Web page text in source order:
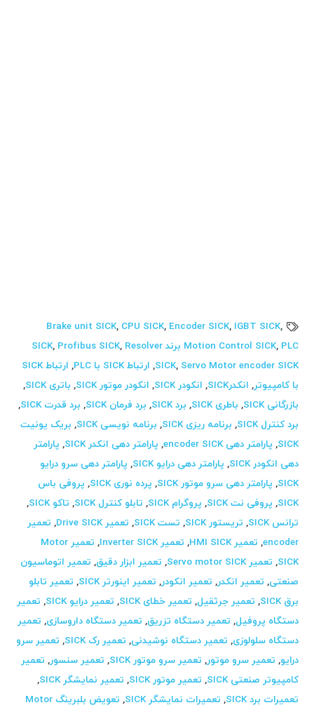
Brake unit SICK, CPU SICK, Encoder SICK, IGBT SICK,
Motion Control SICK, PLC برند SICK , Profibus SICK, Resolver
SICK, Servo Motor encoder SICK
, ارتباط SICK با PLC ,
ارتباط SICK
با کامپیوتر, انکدرSICK , انکودر SICK , انکودر موتور SICK , باتری SICK
,
بازرگانی SICK
, باطری SICK , برد SICK , برد فرمان SICK , برد قدرت SICK
,
برد کنترل SICK
, برنامه ریزی SICK , برنامه نویسی SICK , بریک یونیت
SICK
, پارامتر دهی encoder SICK , پارامتر دهی انکدر SICK , پارامتر
دهی انکودر SICK
, پارامتر دهی درایو SICK , پارامتر دهی سرو درایو
SICK
, پارامتر دهی سرو موتور SICK , پرده نوری SICK , پروفی باس
SICK
, پروفی نت SICK , پروگرام SICK , تابلو کنترل SICK , تاکو SICK
,
ترانس SICK
, تریستور SICK , تست SICK , تعمیر Drive SICK , تعمیر
encoder
, تعمیر HMI SICK , تعمیر Inverter SICK ,
تعمیر Motor
SICK
, تعمیر Servo motor SICK , تعمیر ابزار دقیق, تعمیر اتوماسیون
صنعتی, تعمیر انکدر, تعمیر انکودر, تعمیر اینورتر SICK , تعمیر تابلو
برق SICK
, تعمیر جرثقیل, تعمیر خطای SICK , تعمیر درایو SICK , تعمیر
دستگاه پروفیل, تعمیر دستگاه تزریق, تعمیر دستگاه داروسازی, تعمیر
دستگاه سلولوزی, تعمیر دستگاه نوشیدنی, تعمیر رک SICK , تعمیر سرو
درایو, تعمیر سرو موتور, تعمیر سرو موتور SICK , تعمیر سنسور, تعمیر
کامپیوتر صنعتی SICK
, تعمیر موتور SICK , تعمیر نمایشگر SICK
,
تعمیرات برد SICK
, تعمیرات نمایشگر SICK , تعویض بلبرینگ Motor